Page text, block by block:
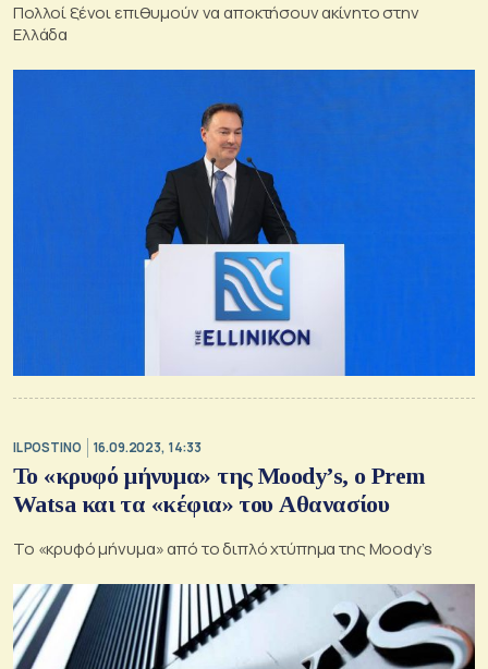
Πολλοί ξένοι επιθυμούν να αποκτήσουν ακίνητο στην
Ελλάδα
IL POSTINO 16.09.2023, 14:33
Το «κρυφό μήνυμα» της Moody’s, ο Prem
Watsa και τα «κέφια» του Αθανασίου
Το «κρυφό μήνυμα» από το διπλό χτύπημα της Moody’s